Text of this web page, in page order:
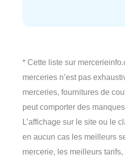
* Cette liste sur
merceries n’est pas
merceries, fournitures de
peut comporter des
L’affichage sur le site ou le
en aucun cas les meilleurs
mercerie, les meilleurs